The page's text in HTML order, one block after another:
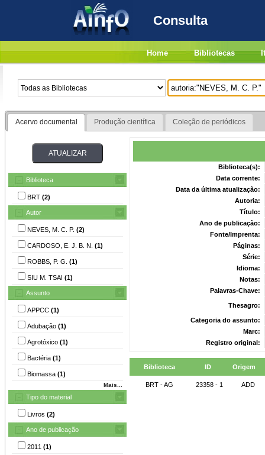
Consulta
Home Bibliotecas
Acervo documental Produção científica Coleção de periódicos
Biblioteca
BRT (2)
Autor
NEVES, M. C. P. (2)
CARDOSO, E. J. B. N. (1)
ROBBS, P. G. (1)
SIU M. TSAI (1)
Assunto
APPCC (1)
Adubação (1)
Agrotóxico (1)
Bactéria (1)
Biomassa (1)
Mais...
Tipo do material
Livros (2)
Ano de publicação
2011 (1)
Biblioteca(s):
Data corrente:
Data da última atualização:
Autoria:
Título:
Ano de publicação:
Fonte/Imprenta:
Páginas:
Série:
Idioma:
Notas:
Palavras-Chave:
Thesagro:
Categoria do assunto:
Marc:
Registro original:
Biblioteca ID Origem
BRT - AG 23358 - 1 ADD